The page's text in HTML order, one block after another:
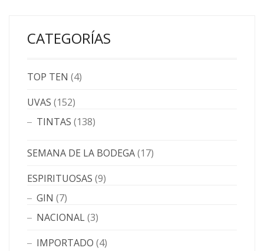
CATEGORÍAS
TOP TEN (4)
UVAS (152)
TINTAS (138)
SEMANA DE LA BODEGA(17)
ESPIRITUOSAS (9)
GIN (7)
NACIONAL(3)
IMPORTADO (4)